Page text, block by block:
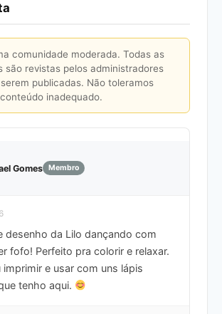
comunidade moderada. Todas as
são revistas pelos administradores
publicadas. Não toleramos
inadequado.
Gomes Membro
desenho da Lilo dançando com
fofo! Perfeito pra colorir e relaxar.
imprimir e usar com uns lápis
tenho aqui.